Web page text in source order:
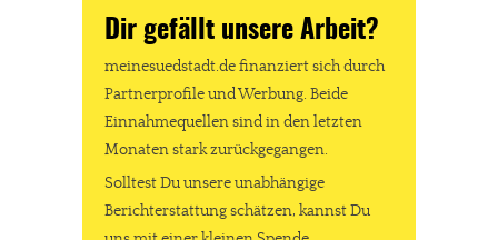
Dir gefällt unsere Arbeit?
meinesuedstadt.de finanziert sich durch
Partnerprofile und Werbung. Beide
Einnahmequellen sind in den letzten
Monaten stark zurückgegangen.
Solltest Du unsere unabhängige
Berichterstattung schätzen, kannst Du